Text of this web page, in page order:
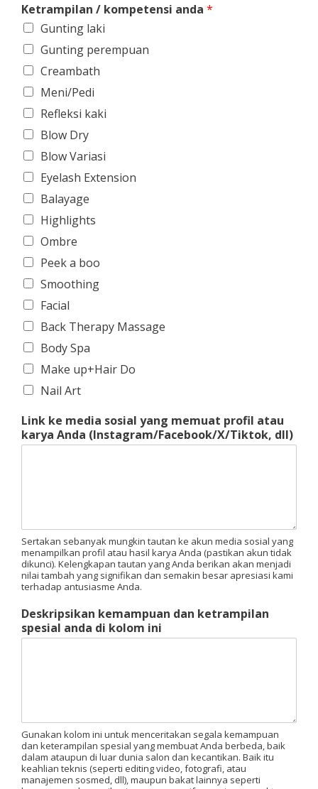
Ketrampilan / kompetensi anda *
Gunting laki
Gunting perempuan
Creambath
Meni/Pedi
Refleksi kaki
Blow Dry
Blow Variasi
Eyelash Extension
Balayage
Highlights
Ombre
Peek a boo
Smoothing
Facial
Back Therapy Massage
Body Spa
Make up+Hair Do
Nail Art
Link ke media sosial yang memuat profil atau
karya Anda (Instagram/Facebook/X/Tiktok, dll)
Sertakan sebanyak mungkin tautan ke akun media sosial yang
menampilkan profil atau hasil karya Anda (pastikan akun tidak
dikunci). Kelengkapan tautan yang Anda berikan akan menjadi
nilai tambah yang signifikan dan semakin besar apresiasi kami
terhadap antusiasme Anda.
Deskripsikan kemampuan dan ketrampilan
spesial anda di kolom ini
Gunakan kolom ini untuk menceritakan segala kemampuan
dan keterampilan spesial yang membuat Anda berbeda, baik
dalam ataupun di luar dunia salon dan kecantikan. Baik itu
keahlian teknis (seperti editing video, fotografi, atau
manajemen sosmed, dll), maupun bakat lainnya seperti